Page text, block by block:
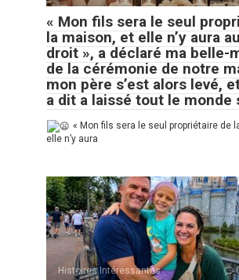
« Mon fils sera le seul
la maison, et elle n’y aura
droit », a déclaré ma belle-
de la cérémonie de notre
mon père s’est alors levé,
a dit a laissé tout le monde
« Mon fils sera le seul propriétaire de
elle n’y aura
Histoires Intéressantes